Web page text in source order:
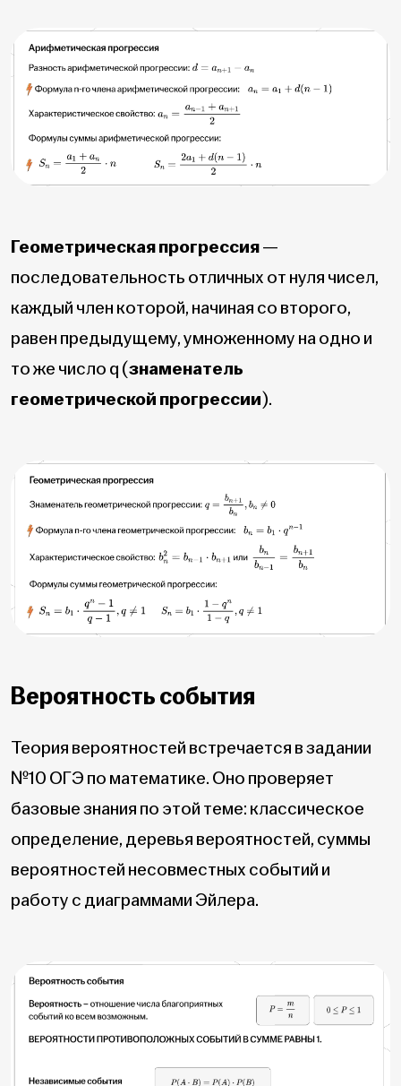
Геометрическая прогрессия—
последовательность отличных от нуля чисел,
каждый член которой, начиная со второго,
равен предыдущему, умноженному на одно и
то же число q (знаменатель
геометрической прогрессии).
Вероятность события
Теория вероятностей встречается в задании
№10 ОГЭ по математике. Оно проверяет
базовые знания по этой теме: классическое
определение, деревья вероятностей, суммы
вероятностей несовместных событий и
работу с диаграммами Эйлера.